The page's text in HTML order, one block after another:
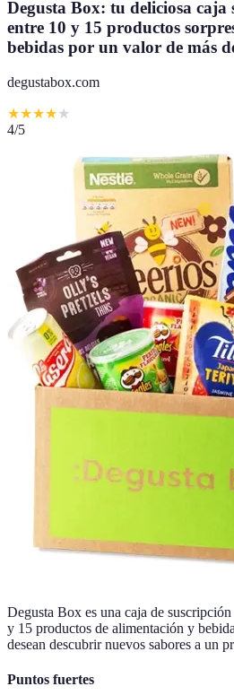
Degusta Box: tu deliciosa caja
entre 10 y 15 productos
bebidas por un valor de más
degustabox.com
★★★★★
4/5
Degusta Box es una caja de
y 15 productos de alimentación y
desean descubrir nuevos sabores a un
Puntos fuertes